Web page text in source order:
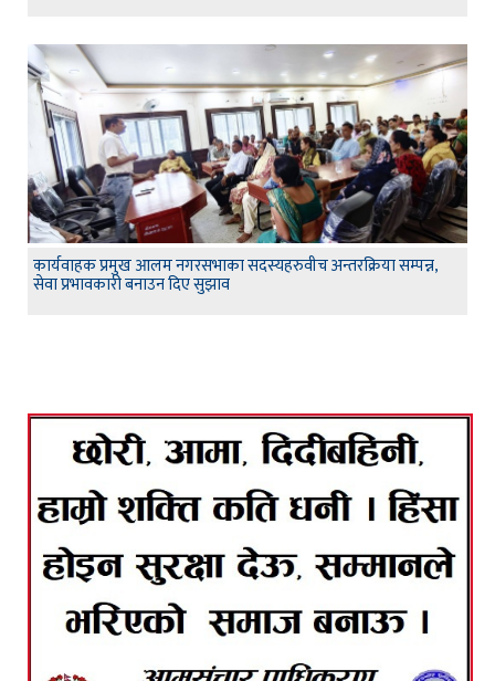
कार्यवाहक प्रमुख आलम नगरसभाका सदस्यहरुवीच अन्तरक्रिया सम्पन्न,
सेवा प्रभावकारी बनाउन दिए सुझाव